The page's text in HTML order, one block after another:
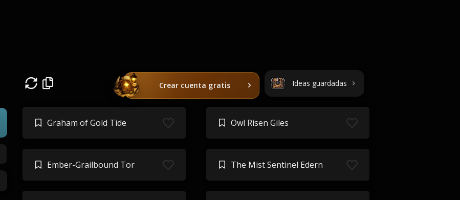
Crear cuenta gratis Ideas guardadas
Graham of Gold Tide Owl Risen Giles
Ember-Grailbound Tor The Mist Sentinel Edern